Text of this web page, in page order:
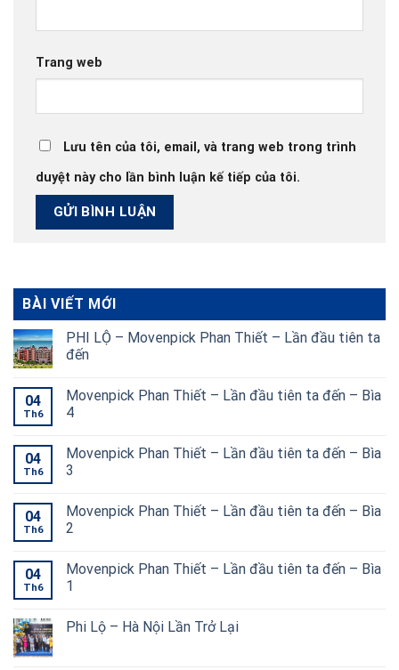
Trang web
Lưu tên của tôi, email, và trang web trong trình
duyệt này cho lần bình luận kế tiếp của tôi.
BÀI VIẾT MỚI
PHI LỘ – Movenpick Phan Thiết – Lần đầu tiên ta
đến
04
Th6
Movenpick Phan Thiết – Lần đầu tiên ta đến – Bìa
4
04
Th6
Movenpick Phan Thiết – Lần đầu tiên ta đến – Bìa
3
04
Th6
Movenpick Phan Thiết – Lần đầu tiên ta đến – Bìa
2
04
Th6
Movenpick Phan Thiết – Lần đầu tiên ta đến – Bìa
1
Phi Lộ – Hà Nội Lần Trở Lại